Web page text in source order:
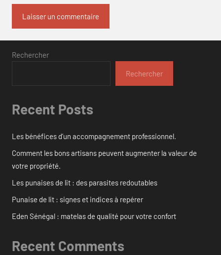
Rechercher
Rechercher
Recent Posts
Les bénéfices d’un accompagnement professionnel.
Comment les bons artisans peuvent augmenter la valeur de
votre propriété.
Les punaises de lit : des parasites redoutables
Punaise de lit : signes et indices à repérer
Eden Sénégal : matelas de qualité pour votre confort
Recent Comments